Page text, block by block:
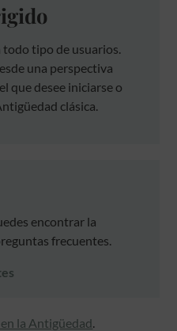
todo tipo de usuarios.
una perspectiva
que desee iniciarse o
clásica.
encontrar la
frecuentes.
la Antigüedad.